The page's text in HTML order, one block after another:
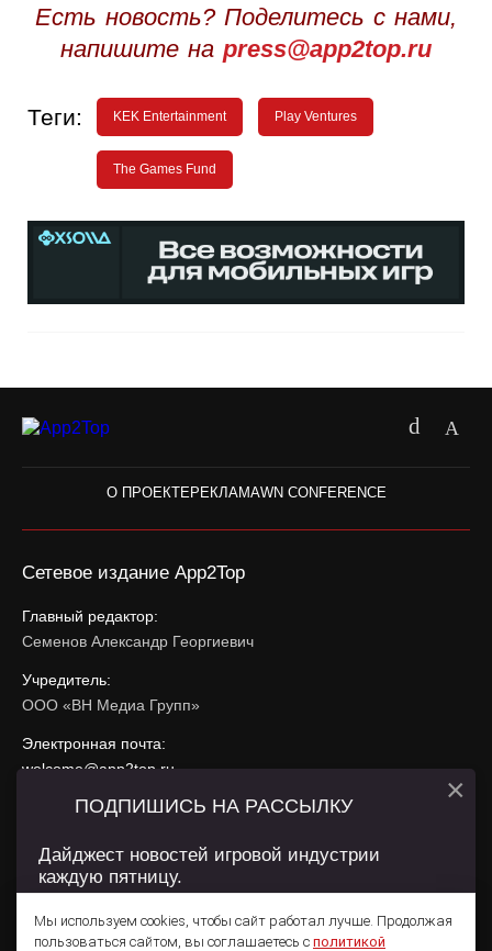
Есть новость? Поделитесь с нами,
напишите на press@app2top.ru
Теги: KEK Entertainment Play Ventures
The Games Fund
О ПРОЕКТЕ РЕКЛАМАWN CONFERENCE
Сетевое издание App2Top
Главный редактор:
Семенов Александр Георгиевич
Учредитель:
ООО «ВН Медиа Групп»
Электронная почта:
welcome@app2top.ru
При использовании материалов активная ссылка на
Сайт использует IP адреса, cookie, данные геолокации
использования содержатся вПолитике конфиденциальностии
Мы используем cookies, чтобы сайт работал лучше. Продолжая
пользоваться сайтом, вы соглашаетесь с политикой
ПОДПИШИСЬ НА РАССЫЛКУ
Дайджест новостей игровой индустрии
каждую пятницу.
×